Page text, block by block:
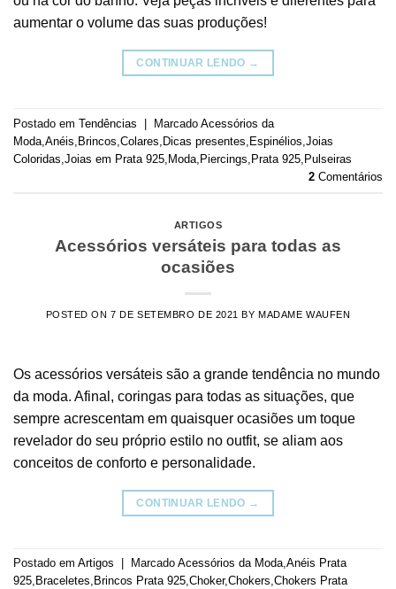
aumentar o volume das suas produções!
CONTINUAR LENDO →
Postado em Tendências | Marcado Acessórios da
Moda Anéis Brincos Colares Dicas presentes Espinélios Joias
Coloridas Joias em Prata 925 Moda Piercings Prata 925 Pulseiras
2 Comentários
ARTIGOS
Acessórios versáteis para todas as
ocasiões
POSTED ON7 DE SETEMBRO DE 2021 BYMADAME WAUFEN
Os acessórios versáteis são a grande tendência no mundo
da moda. Afinal, coringas para todas as situações, que
sempre acrescentam em quaisquer ocasiões um toque
revelador do seu próprio estilo no outfit, se aliam aos
conceitos de conforto e personalidade.
CONTINUAR LENDO →
Postado em Artigos Marcado Acessórios da Moda,Anéis Prata
925, Braceletes, Brincos Prata 925,Choker,Chokers,Chokers Prata